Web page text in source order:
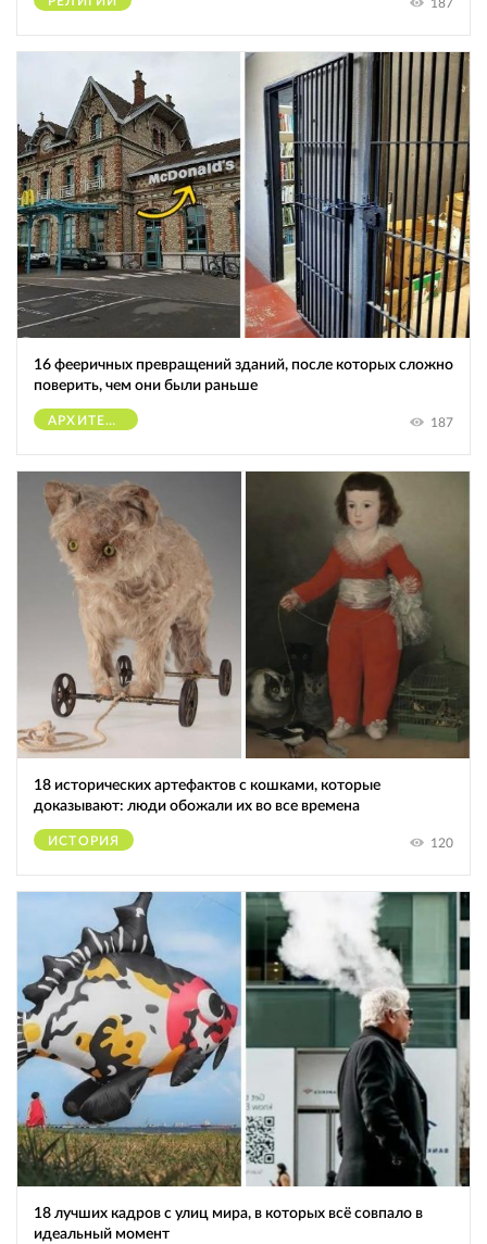
187
16 фееричных превращений зданий, после которых сложно
поверить, чем они были раньше
АРХИТЕКТУРА 187
18 исторических артефактов с кошками, которые
доказывают: люди обожали их во все времена
ИСТОРИЯ 120
18 лучших кадров с улиц мира, в которых всё совпало в
идеальный момент